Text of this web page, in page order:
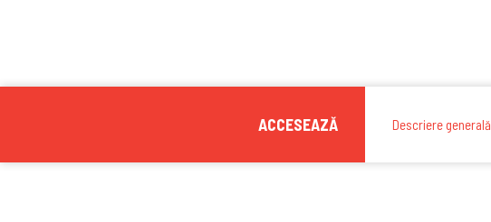
ACCESEAZĂ Descriere generală